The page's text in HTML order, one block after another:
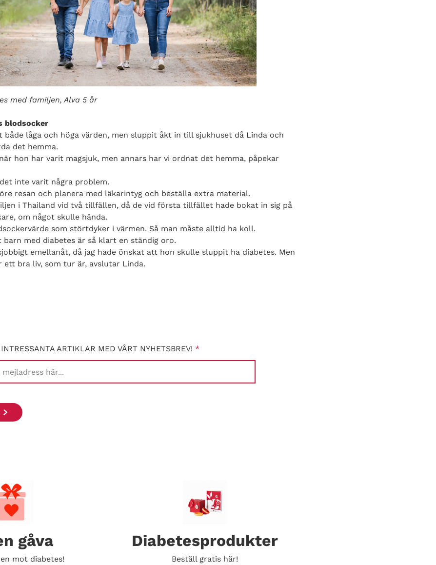
med familjen, Alva 5 år
blodsocker
både låga och höga värden, men sluppit åkt in till sjukhuset då Linda och
det hemma.
hon har varit magsjuk, men annars har vi ordnat det hemma, påpekar
inte varit några problem.
resan och planera med läkarintyg och beställa extra material.
i Thailand vid två tillfällen, då de vid första tillfället hade bokat in sig på
om något skulle hända.
som störtdyker i värmen. Så man måste alltid ha koll.
med diabetes är så klart en ständig oro.
emellanåt, då jag hade önskat att hon skulle sluppit ha diabetes. Men
bra liv, som tur är, avslutar Linda.
ARTIKLAR MED VÅRT NYHETSBREV! *
gåva
mot diabetes!
Diabetesprodukter
Beställ gratis här!